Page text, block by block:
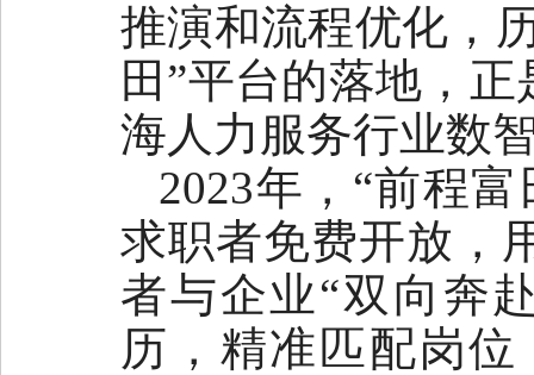
推演和流程优化，
田”平台的落地，
海人力服务行业数
2023年，“前程
求职者免费开放，
者与企业“双向奔
历，精准匹配岗